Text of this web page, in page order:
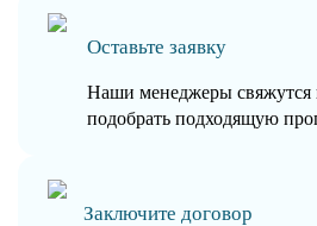
Оставьте заявку
Наши менеджеры свяжутся
подобрать подходящую
Заключите договор